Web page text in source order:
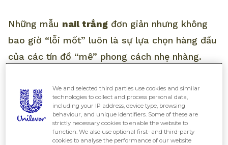
Những mẫu nail trắng đơn giản nhưng không
bao giờ “lỗi mốt” luôn là sự lựa chọn hàng đầu
của các tín đồ “mê” phong cách nhẹ nhàng.
các thông tin về mẫu nail “hot hit” này để nàng
tham khảo nhé.
1. Sơn nail màu trắng có ý nghĩa gì?
We and selected third parties use cookies and similar
technologies to collect and process personal data,
including your IP address, device type, browsing
behaviour, and unique identifiers. Some of these are
strictly necessary cookies to enable the website to
function. We also use optional first- and third-party
cookies to analyse the performance of our website